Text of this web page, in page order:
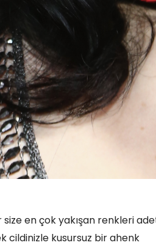
en çok yakışan renkleri
cildinizle kusursuz bir ahenk